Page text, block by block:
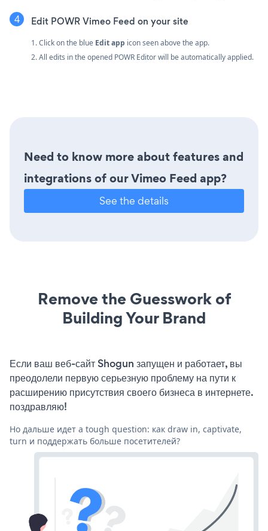
Edit POWR Vimeo Feed on your site
1. Click on the blue Edit app icon seen above the app.
2. All edits in the opened POWR Editor will be automatically applied.
Need to know more about features and
integrations of our Vimeo Feed app?
See the details
Remove the Guesswork of
Building Your Brand
Если ваш веб-сайт Shogun запущен и работает, вы
преодолели первую серьезную проблему на пути к
расширению присутствия своего бизнеса в интернете.
поздравляю!
Но дальше идет a tough question: как draw in, captivate,
turn и поддержать больше посетителей?